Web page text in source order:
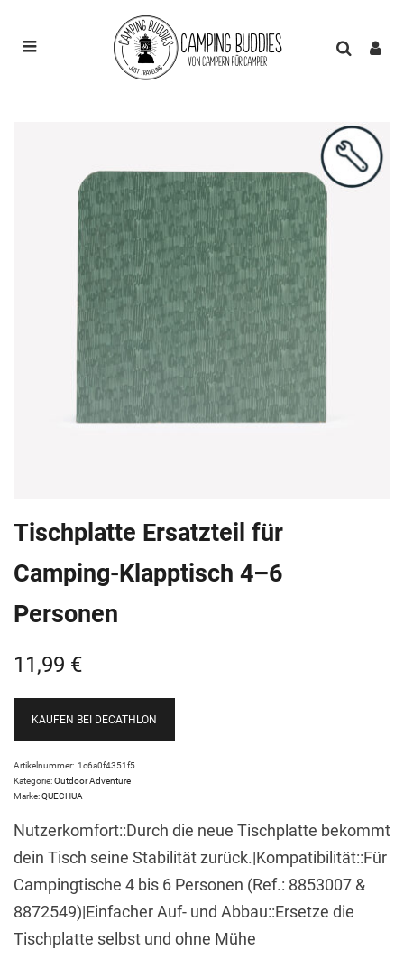
Tischplatte Ersatzteil für
Camping-Klapptisch 4–6
Personen
11,99 €
Nutzerkomfort::Durch die neue Tischplatte bekommt
dein Tisch seine Stabilität zurück.|Kompatibilität::Für
Campingtische 4 bis 6 Personen (Ref.: 8853007 &
8872549)|Einfacher Auf- und Abbau::Ersetze die
Tischplatte selbst und ohne Mühe
KAUFEN BEI DECATHLON
Artikelnummer: 1c6a0f4351f5
Kategorie:Outdoor Adventure
Marke:QUECHUA